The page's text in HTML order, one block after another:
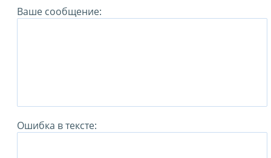
Ваше сообщение:
Ошибка в тексте: